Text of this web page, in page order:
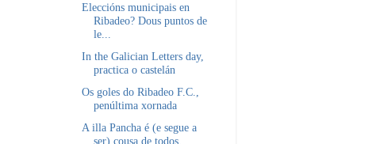
Eleccións municipais en
Ribadeo? Dous puntos de
le...
In the Galician Letters day,
practica o castelán
Os goles do Ribadeo F.C.,
penúltima xornada
A illa Pancha é (e segue a
ser) cousa de todos.